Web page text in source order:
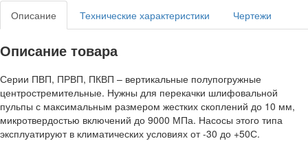
Описание Технические характеристики Чертежи
Описание товара
Серии ПВП, ПРВП, ПКВП – вертикальные полупогружные
центростремительные. Нужны для перекачки шлифовальной
пульпы с максимальным размером жестких скоплений до 10 мм,
микротвердостью включений до 9000 МПа. Насосы этого типа
эксплуатируют в климатических условиях от -30 до +50С.